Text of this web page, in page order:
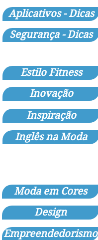
Estilo Fitness
Inovação
Inspiração
Inglês na Moda
Aplicativos - Dicas
Segurança - Dicas
Moda em Cores
Design
Empreendedorismo